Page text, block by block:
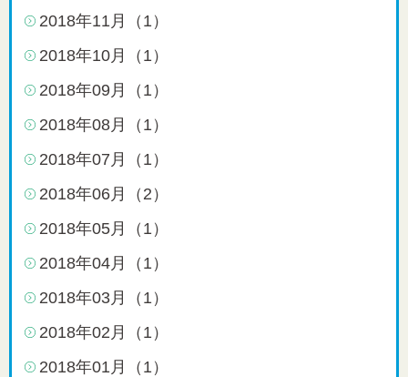
2018年11月（1）
2018年10月（1）
2018年09月（1）
2018年08月（1）
2018年07月（1）
2018年06月（2）
2018年05月（1）
2018年04月（1）
2018年03月（1）
2018年02月（1）
2018年01月（1）